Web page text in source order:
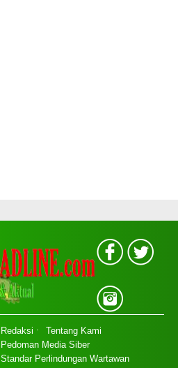
Redaksi
Tentang Kami
Pedoman Media Siber
Standar Perlindungan Wartawan